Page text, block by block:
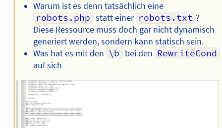
Warum ist es denn tatsächlich eine
robots.php statt einer robots.txt ?
Diese Ressource muss doch gar nicht dynamisch
generiert werden, sondern kann statisch sein.
Was hat es mit den \b bei den RewriteCond
auf sich